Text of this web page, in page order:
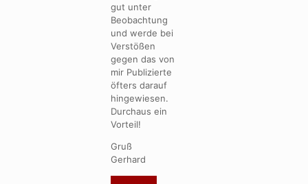
gut unter
Beobachtung
und werde bei
Verstößen
gegen das von
mir Publizierte
öfters darauf
hingewiesen.
Durchaus ein
Vorteil!
Gruß
Gerhard